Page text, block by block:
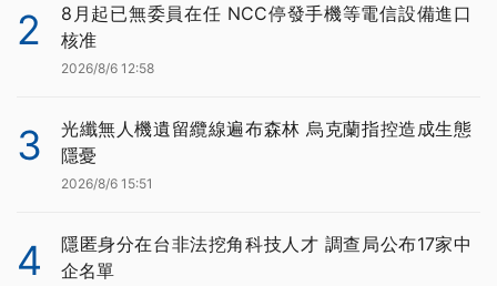
2
8月起已無委員在任 NCC停發手機等電信設備進口
核准
2026/8/6 12:58
3
光纖無人機遺留纜線遍布森林 烏克蘭指控造成生態
隱憂
2026/8/6 15:51
4
隱匿身分在台非法挖角科技人才 調查局公布17家中
企名單